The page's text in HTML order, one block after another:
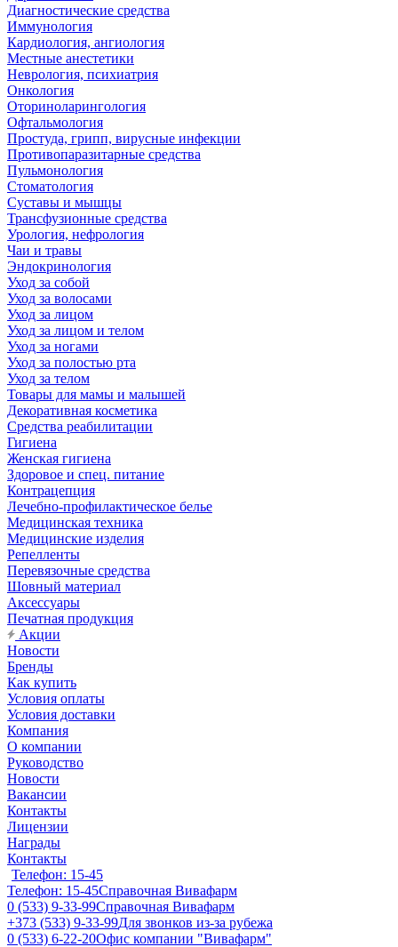
Диагностические средства
Иммунология
Кардиология, ангиология
Местные анестетики
Неврология, психиатрия
Онкология
Оториноларингология
Офтальмология
Простуда, грипп, вирусные инфекции
Противопаразитарные средства
Пульмонология
Стоматология
Суставы и мышцы
Трансфузионные средства
Урология, нефрология
Чаи и травы
Эндокринология
Уход за собой
Уход за волосами
Уход за лицом
Уход за лицом и телом
Уход за ногами
Уход за полостью рта
Уход за телом
Товары для мамы и малышей
Декоративная косметика
Средства реабилитации
Гигиена
Женская гигиена
Здоровое и спец. питание
Контрацепция
Лечебно-профилактическое белье
Медицинская техника
Медицинские изделия
Репелленты
Перевязочные средства
Шовный материал
Аксессуары
Печатная продукция
Акции
Новости
Бренды
Как купить
Условия оплаты
Условия доставки
Компания
О компании
Руководство
Новости
Вакансии
Контакты
Лицензии
Награды
Контакты
Телефон: 15-45
Телефон: 15-45Справочная Вивафарм
0 (533) 9-33-99Справочная Вивафарм
+373 (533) 9-33-99Для звонков из-за рубежа
0 (533) 6-22-20Офис компании "Вивафарм"